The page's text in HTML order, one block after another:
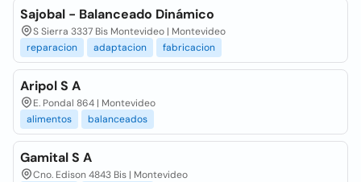
Sajobal - Balanceado Dinámico
S Sierra 3337 Bis Montevideo | Montevideo
reparacion
adaptacion fabricacion
Aripol S A
E. Pondal 864 | Montevideo
alimentos
balanceados
Gamital S A
Cno. Edison 4843 Bis | Montevideo